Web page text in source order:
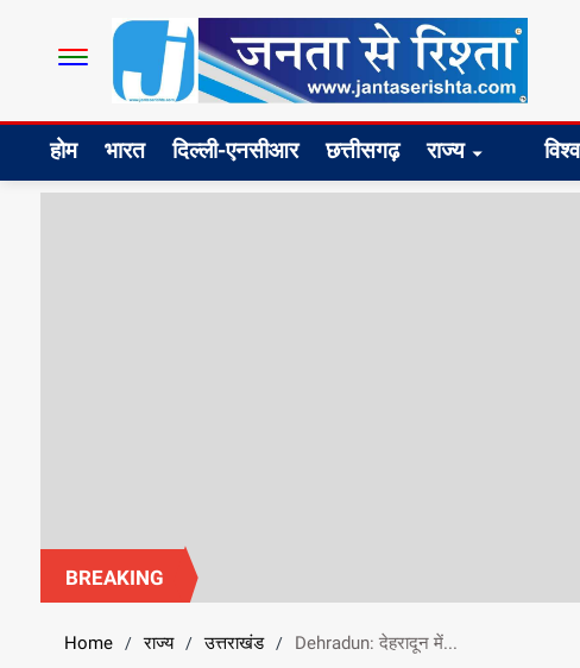
होम भारत दिल्ली-एनसीआर छत्तीसगढ़ राज्य विश्व
BREAKING
Home / राज्य / उत्तराखंड / Dehradun: देहरादून में...